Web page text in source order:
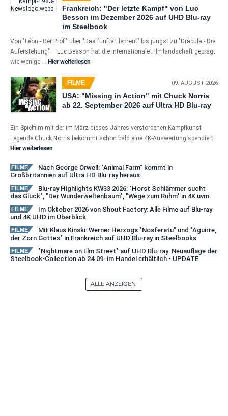
Frankreich: "Der letzte Kampf" von Luc
Besson im Dezember 2026 auf UHD Blu-ray
im Steelbook
Von "Léon - Der Profi" über "Das fünfte Element" bis jüngst zu "Dracula - Die
Auferstehung" – Luc Besson hat die internationale Filmlandschaft geprägt
wie wenige … Hier weiterlesen
FILME 09. AUGUST 2026
USA: "Missing in Action" mit Chuck Norris
ab 22. September 2026 auf Ultra HD Blu-ray
Ein Spielfilm mit der im März dieses Jahres verstorbenen Kampfkunst-
Legende Chuck Norris bekommt schon bald eine 4K-Auswertung spendiert.
Hier weiterlesen
FILME
Nach George Orwell: "Animal Farm" kommt in
Großbritannien auf Ultra HD Blu-ray heraus
FILME
Blu-ray Highlights KW33 2026: "Horst Schlämmer sucht
das Glück", "Der Wunderweltenbaum", "Wege zum Ruhm" in 4K uvm.
FILME
Im Oktober 2026 von Shout Factory: Alle Filme auf Blu-ray
und 4K UHD im Überblick
FILME
Mit Klaus Kinski: Werner Herzogs "Nosferatu" und "Aguirre,
der Zorn Gottes" in Frankreich auf UHD Blu-ray in Steelbooks
FILME
"Nightmare on Elm Street" auf UHD Blu-ray: Neuauflage der
Steelbook-Collection ab 24.09. im Handel erhältlich - UPDATE
ALLE ANZEIGEN